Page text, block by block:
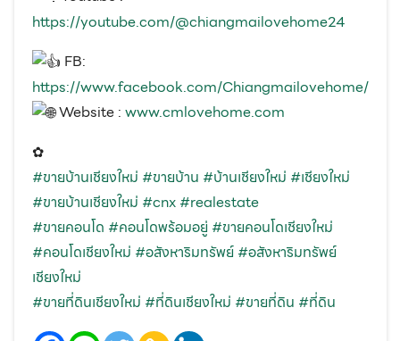
https://youtube.com/@chiangmailovehome24
FB:
https://www.facebook.com/Chiangmailovehome/
Website : www.cmlovehome.com
✿
#ขายบ้านเชียงใหม่ #ขายบ้าน #บ้านเชียงใหม่ #เชียงใหม่
#ขายบ้านเชียงใหม่ #cnx #realestate
#ขายคอนโด #คอนโดพร้อมอยู่ #ขายคอนโดเชียงใหม่
#คอนโดเชียงใหม่ #อสังหาริมทรัพย์ #อสังหาริมทรัพย์
เชียงใหม่
#ขายที่ดินเชียงใหม่ #ที่ดินเชียงใหม่ #ขายที่ดิน #ที่ดิน